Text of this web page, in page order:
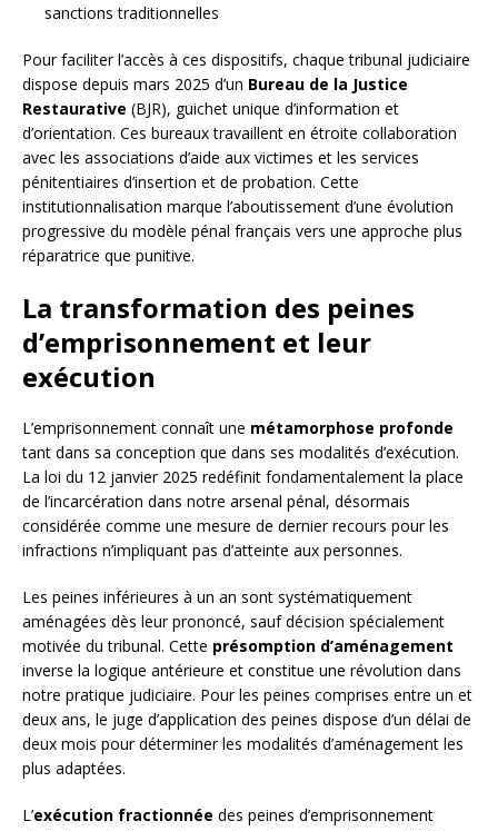
sanctions traditionnelles
Pour faciliter l’accès à ces dispositifs, chaque tribunal judiciaire
dispose depuis mars 2025 d’un Bureau de la Justice
Restaurative (BJR), guichet unique d’information et
d’orientation. Ces bureaux travaillent en étroite collaboration
avec les associations d’aide aux victimes et les services
pénitentiaires d’insertion et de probation. Cette
institutionnalisation marque l’aboutissement d’une évolution
progressive du modèle pénal français vers une approche plus
réparatrice que punitive.
La transformation des peines
d’emprisonnement et leur
exécution
L’emprisonnement connaît une métamorphose profonde
tant dans sa conception que dans ses modalités d’exécution.
La loi du 12 janvier 2025 redéfinit fondamentalement la place
de l’incarcération dans notre arsenal pénal, désormais
considérée comme une mesure de dernier recours pour les
infractions n’impliquant pas d’atteinte aux personnes.
Les peines inférieures à un an sont systématiquement
aménagées dès leur prononcé, sauf décision spécialement
motivée du tribunal. Cette présomption d’aménagement
inverse la logique antérieure et constitue une révolution dans
notre pratique judiciaire. Pour les peines comprises entre un et
deux ans, le juge d’application des peines dispose d’un délai de
deux mois pour déterminer les modalités d’aménagement les
plus adaptées.
L’exécution fractionnée des peines d’emprisonnement